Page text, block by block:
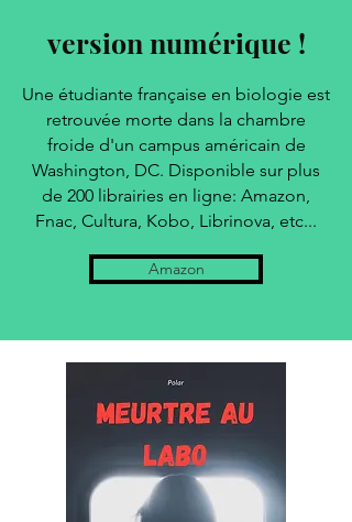
version numérique !
Une étudiante française en biologie est
retrouvée morte dans la chambre
froide d'un campus américain de
Washington, DC. Disponible sur plus
de 200 librairies en ligne: Amazon,
Fnac, Cultura, Kobo, Librinova, etc...
Amazon